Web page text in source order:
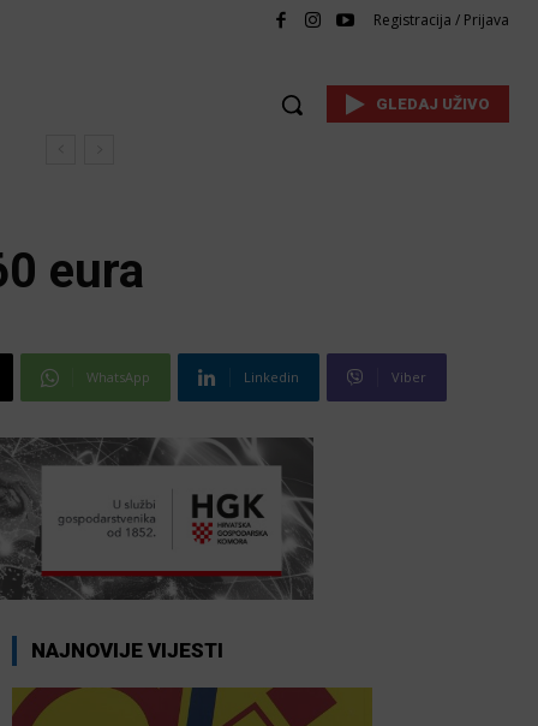
Registracija / Prijava
GLEDAJ UŽIVO
eura
WhatsApp Linkedin Viber
NAJNOVIJE VIJESTI